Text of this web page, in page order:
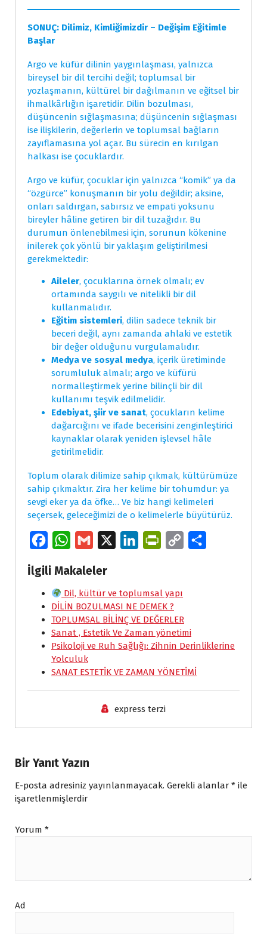
SONUÇ: Dilimiz, Kimliğimizdir – Değişim Eğitimle
Başlar
Argo ve küfür dilinin yaygınlaşması, yalnızca
bireysel bir dil tercihi değil; toplumsal bir
yozlaşmanın, kültürel bir dağılmanın ve eğitsel bir
ihmalkârlığın işaretidir. Dilin bozulması,
düşüncenin sığlaşmasına; düşüncenin sığlaşması
ise ilişkilerin, değerlerin ve toplumsal bağların
zayıflamasına yol açar. Bu sürecin en kırılgan
halkası ise çocuklardır.
Argo ve küfür, çocuklar için yalnızca “komik” ya da
“özgürce” konuşmanın bir yolu değildir; aksine,
onları saldırgan, sabırsız ve empati yoksunu
bireyler hâline getiren bir dil tuzağıdır. Bu
durumun önlenebilmesi için, sorunun kökenine
inilerek çok yönlü bir yaklaşım geliştirilmesi
gerekmektedir:
Aileler, çocuklarına örnek olmalı; ev
ortamında saygılı ve nitelikli bir dil
kullanmalıdır.
Eğitim sistemleri, dilin sadece teknik bir
beceri değil, aynı zamanda ahlaki ve estetik
bir değer olduğunu vurgulamalıdır.
Medya ve sosyal medya, içerik üretiminde
sorumluluk almalı; argo ve küfürü
normalleştirmek yerine bilinçli bir dil
kullanımı teşvik edilmelidir.
Edebiyat, şiir ve sanat, çocukların kelime
dağarcığını ve ifade becerisini zenginleştirici
kaynaklar olarak yeniden işlevsel hâle
getirilmelidir.
Toplum olarak dilimize sahip çıkmak, kültürümüze
sahip çıkmaktır. Zira her kelime bir tohumdur: ya
sevgi eker ya da öfke… Ve biz hangi kelimeleri
seçersek, geleceğimizi de o kelimelerle büyütürüz.
c
e
b
o
o
k
W
a
t
s
A
p
p
a
i
l
k
e
d
I
n
t
F
r
i
n
k
İlgili Makaleler
Dil, kültür ve toplumsal yapı
DİLİN BOZULMASI NE DEMEK ?
TOPLUMSAL BİLİNÇ VE DEĞERLER
Sanat , Estetik Ve Zaman yönetimi
Psikoloji ve Ruh Sağlığı: Zihnin Derinliklerine
Yolculuk
SANAT ESTETİK VE ZAMAN YÖNETİMİ
express terzi
Bir Yanıt Yazın
E-posta adresiniz yayınlanmayacak. Gerekli alanlar * ile
işaretlenmişlerdir
Yorum *
Ad